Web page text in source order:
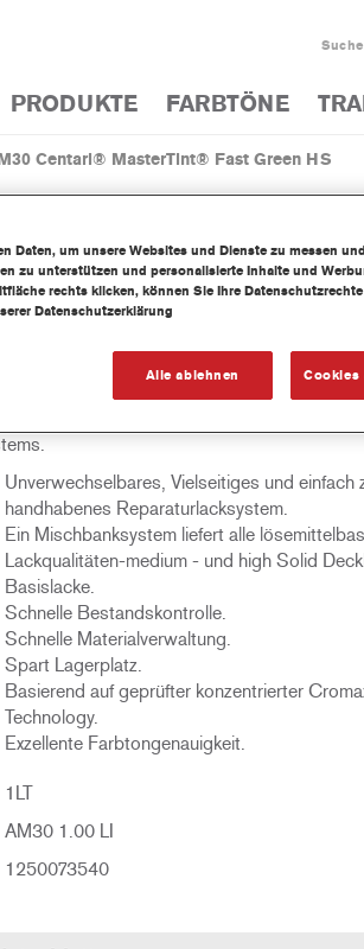
Suche
PRODUKTE FARBTÖNE
Centari® MasterTint® Fast Green HS
Centari®
Unverwechselbares, Vielseitiges und einfach
handhabenes Reparaturlacksystem.
Ein Mischbanksystem liefert alle
Lackqualitäten-medium - und high Solid
Basislacke.
Schnelle Bestandskontrolle.
Schnelle Materialverwaltung.
Spart Lagerplatz.
Basierend auf geprüfter konzentrierter
Technology.
Exzellente Farbtongenauigkeit.
1LT
AM30 1.00 LI
1250073540
Daten, um unsere Websites und Dienste zu messen
zu unterstützen und personalisierte Inhalte und
rechts klicken, können Sie Ihre
Datenschutzerklärung
Alle ablehnen Cookies